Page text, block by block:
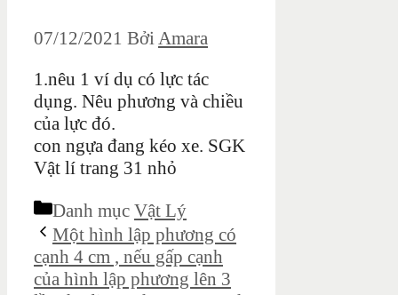
07/12/2021 BởiAmara
1.nêu 1 ví dụ có lực tác
dụng. Nêu phương và chiều
của lực đó.
con ngựa đang kéo xe. SGK
Vật lí trang 31 nhỏ
Danh mục Vật Lý
Một hình lập phương có
cạnh 4 cm , nếu gấp cạnh
của hình lập phương lên 3